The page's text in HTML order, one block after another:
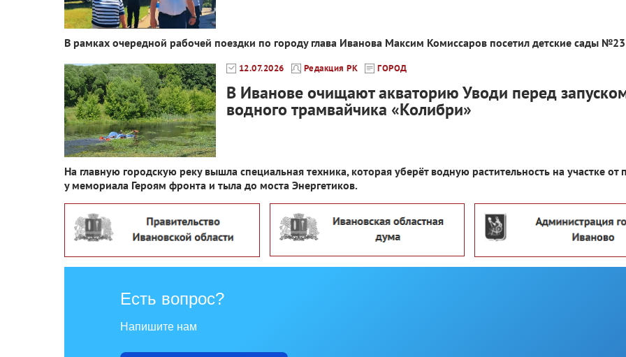
В рамках очередной рабочей поездки по городу глава Иванова Максим Комиссаров посетил детские сады
12.07.2026 Редакция РК ГОРОД
В Иванове очищают акваторию Уводи перед
водного трамвайчика «Колибри»
На главную городскую реку вышла специальная техника, которая уберёт водную растительность на участке от
у мемориала Героям фронта и тыла до моста Энергетиков.
Есть вопрос?
Напишите нам